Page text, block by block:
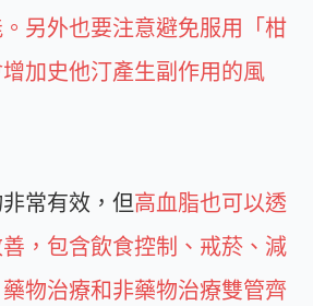
另外也要注意避免服用「柑
加史他汀產生副作用的風
常有效，但高血脂也可以透
，包含飲食控制、戒菸、減
物治療和非藥物治療雙管齊